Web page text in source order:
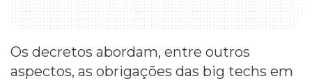
Os decretos abordam, entre outros
aspectos, as obrigações das big techs em